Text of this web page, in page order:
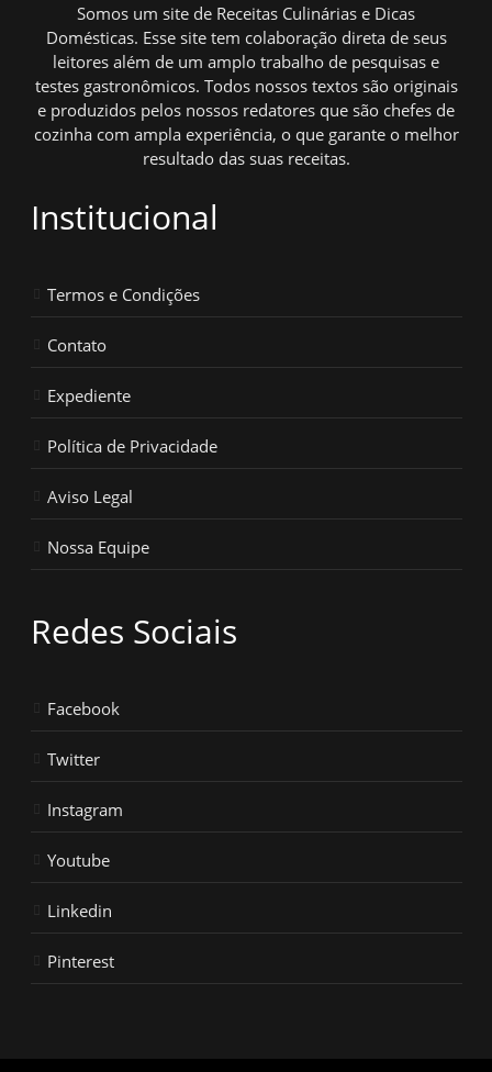
Somos um site de Receitas Culinárias e Dicas
Domésticas. Esse site tem colaboração direta de seus
leitores além de um amplo trabalho de pesquisas e
testes gastronômicos. Todos nossos textos são originais
e produzidos pelos nossos redatores que são chefes de
cozinha com ampla experiência, o que garante o melhor
resultado das suas receitas.
Institucional
Termos e Condições
Contato
Expediente
Política de Privacidade
Aviso Legal
Nossa Equipe
Redes Sociais
Facebook
Twitter
Instagram
Youtube
Linkedin
Pinterest